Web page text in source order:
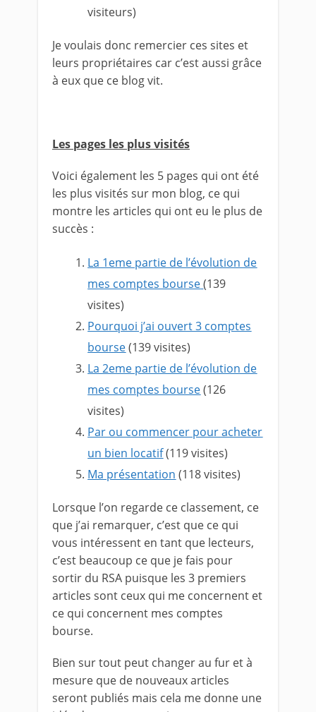
visiteurs)
Je voulais donc remercier ces sites et
leurs propriétaires car c’est aussi grâce
à eux que ce blog vit.
Les pages les plus visités
Voici également les 5 pages qui ont été
les plus visités sur mon blog, ce qui
montre les articles qui ont eu le plus de
succès :
La 1eme partie de l’évolution de
mes comptes bourse(139
visites)
Pourquoi j’ai ouvert 3 comptes
bourse(139 visites)
La 2eme partie de l’évolution de
mes comptes bourse(126
visites)
Par ou commencer pour acheter
un bien locatif(119 visites)
Ma présentation (118 visites)
Lorsque l’on regarde ce classement, ce
que j’ai remarquer, c’est que ce qui
vous intéressent en tant que lecteurs,
c’est beaucoup ce que je fais pour
sortir du RSA puisque les 3 premiers
articles sont ceux qui me concernent et
ce qui concernent mes comptes
bourse.
Bien sur tout peut changer au fur et à
mesure que de nouveaux articles
seront publiés mais cela me donne une